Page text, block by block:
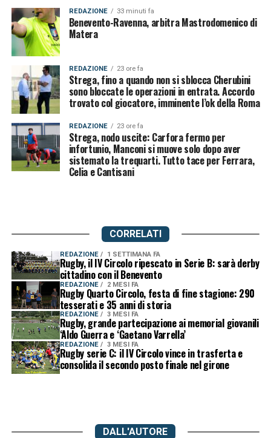
REDAZIONE 33 minuti fa
Benevento-Ravenna, arbitra Mastrodomenico di
Matera
REDAZIONE 23 ore fa
Strega, fino a quando non si sblocca Cherubini
sono bloccate le operazioni in entrata. Accordo
trovato col giocatore, imminente l’ok della Roma
REDAZIONE 23 ore fa
Strega, nodo uscite: Carfora fermo per
infortunio, Manconi si muove solo dopo aver
sistemato la trequarti. Tutto tace per Ferrara,
Celia e Cantisani
CORRELATI
REDAZIONE 1 SETTIMANA FA
Rugby, il IV Circolo ripescato in Serie B: sarà derby
cittadino con il Benevento
REDAZIONE 2 MESI FA
Rugby Quarto Circolo, festa di fine stagione: 290
tesserati e 35 anni di storia
REDAZIONE 3 MESI FA
Rugby, grande partecipazione ai memorial giovanili
‘Aldo Guerra e ‘Gaetano Varrella’
REDAZIONE 3 MESI FA
Rugby serie C: il IV Circolo vince in trasferta e
consolida il secondo posto finale nel girone
DALL'AUTORE